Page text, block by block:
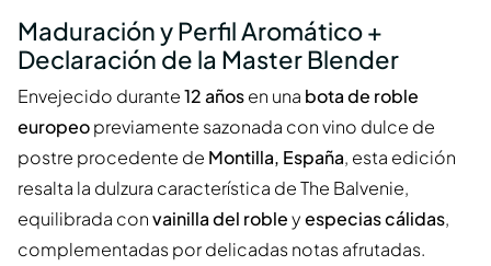
Maduración y Perfil Aromático +
Declaración de la Master Blender
Envejecido durante12 añosen una bota de roble
europeopreviamente sazonada con vino dulce de
postre procedente de Montilla, España, esta edición
resalta la dulzura característica de The Balvenie,
equilibrada convainilla del robleyespecias cálidas,
complementadas por delicadas notas afrutadas.